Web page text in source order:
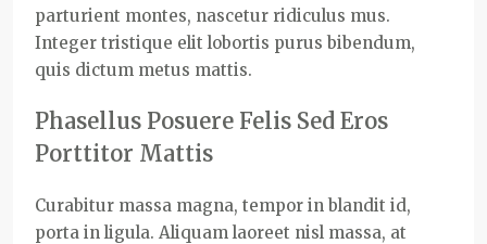
parturient montes, nascetur ridiculus mus.
Integer tristique elit lobortis purus bibendum,
quis dictum metus mattis.
Phasellus Posuere Felis Sed Eros
Porttitor Mattis
Curabitur massa magna, tempor in blandit id,
porta in ligula. Aliquam laoreet nisl massa, at